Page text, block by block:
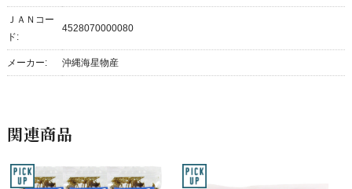
ＪＡＮコー
ド:
4528070000080
メーカー: 沖縄海星物産
関連商品